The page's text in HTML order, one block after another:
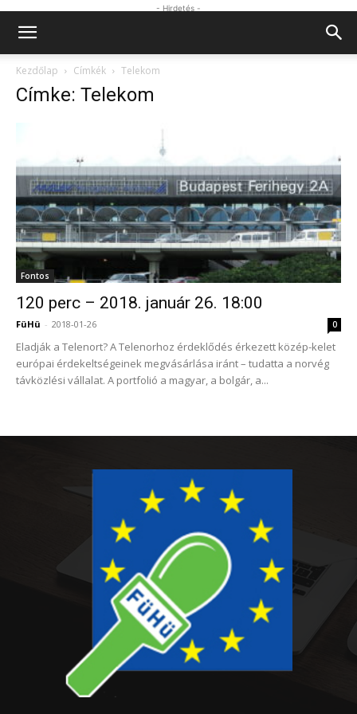
- Hirdetés -
Kezdőlap Címkék Telekom
Címke: Telekom
Fontos
120 perc – 2018. január 26. 18:00
FüHü - 2018-01-26 0
Eladják a Telenort? A Telenorhoz érdeklődés érkezett közép-kelet
európai érdekeltségeinek megvásárlása iránt – tudatta a norvég
távközlési vállalat. A portfolió a magyar, a bolgár, a...